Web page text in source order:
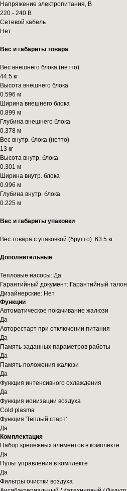
Напряжение электропитания, В
220 - 240 В
Сетевой кабель
Нет
Вес и габариты товара
Вес внешнего блока (нетто)
44.5 кг
Высота внешнего блока
0.596 м
Ширина внешнего блока
0.899 м
Глубина внешнего блока
0.378 м
Вес внутр. блока (нетто)
13 кг
Высота внутр. блока
0.301 м
Ширина внутр. блока
0.996 м
Глубина внутр. блока
0.225 м
Вес и габариты упаковки
Вес товара с упаковкой (брутто): 63.5 кг
Дополнительные
Тепловые насосы: Да
Гарантийный документ: Гарантийный талон
Дизайнерские: Нет
Функции
Автоматическое покачивание жалюзи
Да
Авторестарт при отключении питания
Да
Память заданных параметров работы
Да
Память положения жалюзи
Да
Функция интенсивного охлаждения
Да
Функция ионизации воздуха
Cold plasma
Функция 'Теплый старт'
Да
Комплектация
Набор крепежных элементов в комплекте
Да
Пульт управления в комплекте
Да
Фильтры очистки воздуха